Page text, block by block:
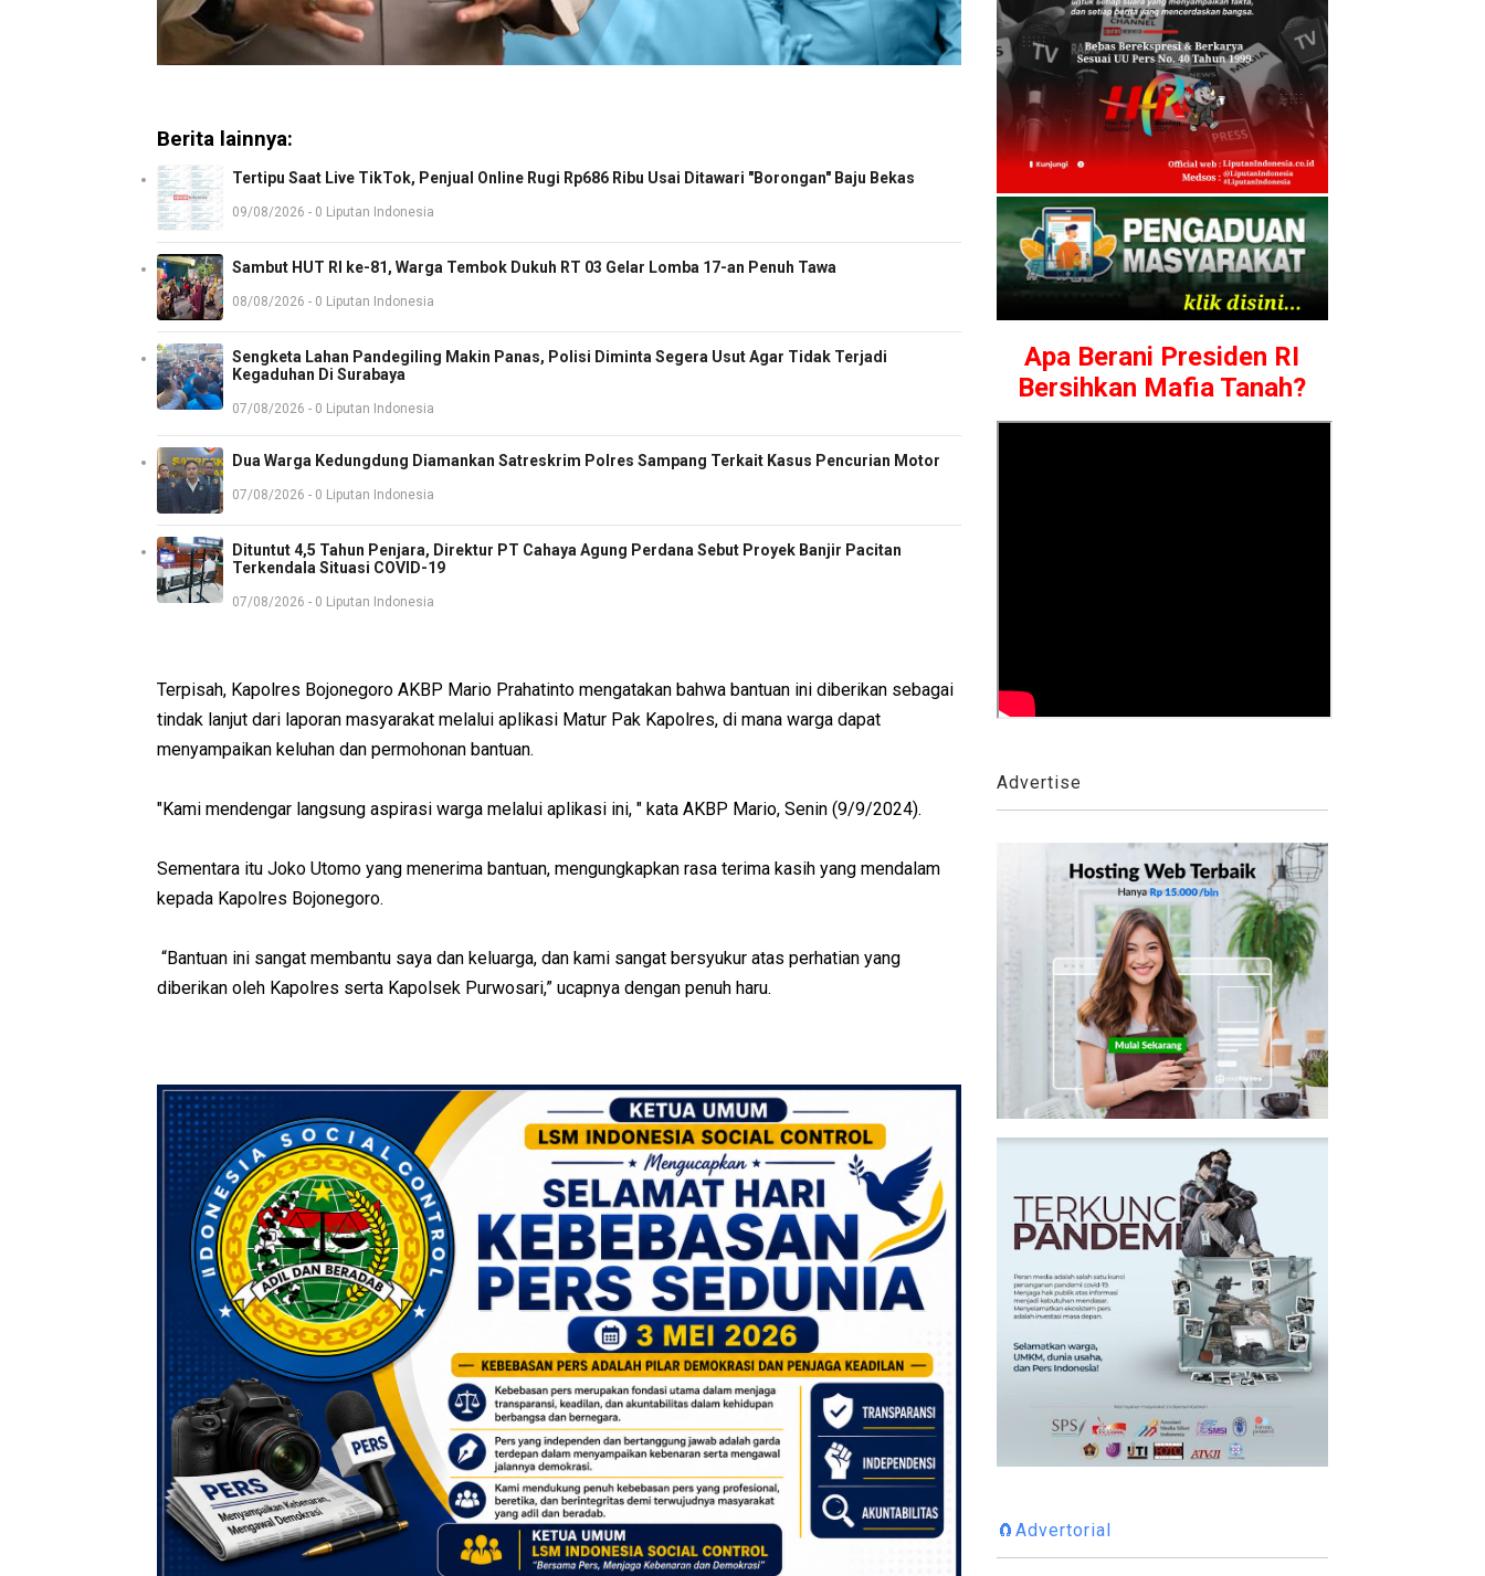
Berita lainnya:
Tertipu Saat Live TikTok, Penjual Online Rugi Rp686 Ribu Usai Ditawari "Borongan" Baju Bekas
09/08/2026 - 0 Liputan Indonesia
Sambut HUT RI ke-81, Warga Tembok Dukuh RT 03 Gelar Lomba 17-an Penuh Tawa
08/08/2026 - 0 Liputan Indonesia
Sengketa Lahan Pandegiling Makin Panas, Polisi Diminta Segera Usut Agar Tidak Terjadi
Kegaduhan Di Surabaya
07/08/2026 - 0 Liputan Indonesia
Dua Warga Kedungdung Diamankan Satreskrim Polres Sampang Terkait Kasus Pencurian Motor
07/08/2026 - 0 Liputan Indonesia
Dituntut 4,5 Tahun Penjara, Direktur PT Cahaya Agung Perdana Sebut Proyek Banjir Pacitan
Terkendala Situasi COVID-19
07/08/2026 - 0 Liputan Indonesia
Terpisah, Kapolres Bojonegoro AKBP Mario Prahatinto mengatakan bahwa bantuan ini diberikan sebagai
tindak lanjut dari laporan masyarakat melalui aplikasi Matur Pak Kapolres, di mana warga dapat
menyampaikan keluhan dan permohonan bantuan.
"Kami mendengar langsung aspirasi warga melalui aplikasi ini, " kata AKBP Mario, Senin (9/9/2024).
Sementara itu Joko Utomo yang menerima bantuan, mengungkapkan rasa terima kasih yang mendalam
kepada Kapolres Bojonegoro.
“Bantuan ini sangat membantu saya dan keluarga, dan kami sangat bersyukur atas perhatian yang
diberikan oleh Kapolres serta Kapolsek Purwosari,” ucapnya dengan penuh haru.
Apa Berani Presiden RI
Bersihkan Mafia Tanah?
Advertise
🧲Advertorial